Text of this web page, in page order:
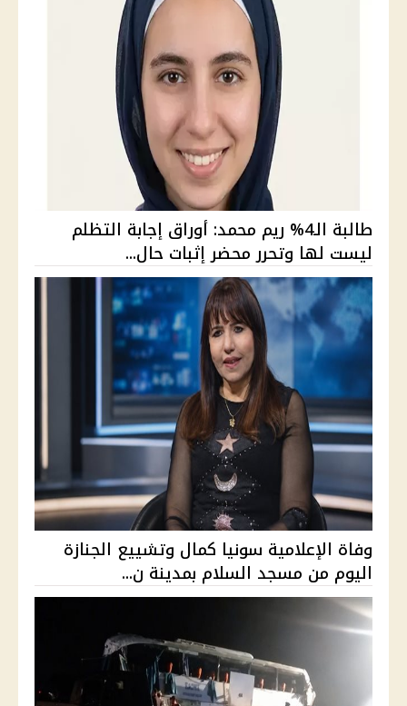
طالبة الـ4% ريم محمد: أوراق إجابة التظلم
ليست لها وتحرر محضر إثبات حال...
وفاة الإعلامية سونيا كمال وتشييع الجنازة
اليوم من مسجد السلام بمدينة ن...